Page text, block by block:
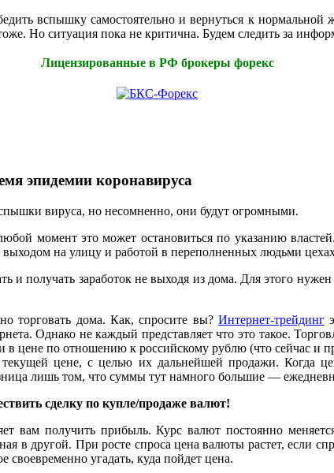
вспышку самостоятельно и вернуться к
Но ситуация пока не критична. Будем следить за
Лицензированные в РФ брокеры форекс
эпидемии коронавируса
вируса, но несомненно, они будут огромными.
момент это может остановиться по указанию
на улицу и работой в переполненных людьми
и получать заработок не выходя из дома. Для этого
торговать дома. Как, спросите вы? Интернет-трейдинг
Однако не каждый представляет что это такое.
в цене по отношению к российскому рублю (что сейчас и
цене, с целью их дальнейшей продажи. Когда
лишь том, что суммы тут намного большие —
сделку по купле/продаже валют!
вам получить прибыль. Курс валют постоянно
в другой. При росте спроса цена валюты растет, если
своевременно угадать, куда пойдет цена.